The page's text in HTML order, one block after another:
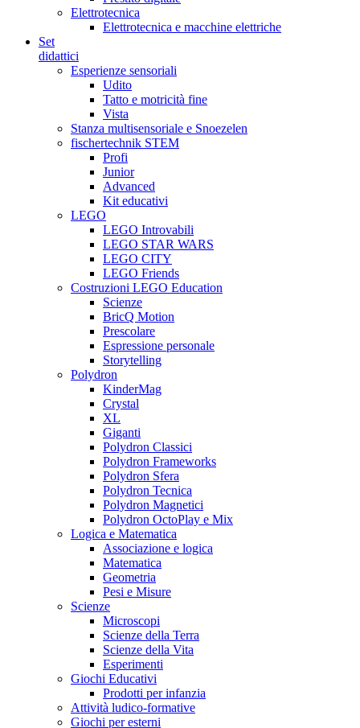
Elettrotecnica
Elettrotecnica e macchine elettriche
Set
didattici
Esperienze sensoriali
Udito
Tatto e motricità fine
Vista
Stanza multisensoriale e Snoezelen
fischertechnik STEM
Profi
Junior
Advanced
Kit educativi
LEGO
LEGO Introvabili
LEGO STAR WARS
LEGO CITY
LEGO Friends
Costruzioni LEGO Education
Scienze
BricQ Motion
Prescolare
Espressione personale
Storytelling
Polydron
KinderMag
Crystal
XL
Giganti
Polydron Classici
Polydron Frameworks
Polydron Sfera
Polydron Tecnica
Polydron Magnetici
Polydron OctoPlay e Mix
Logica e Matematica
Associazione e logica
Matematica
Geometria
Pesi e Misure
Scienze
Microscopi
Scienze della Terra
Scienze della Vita
Esperimenti
Giochi Educativi
Prodotti per infanzia
Attività ludico-formative
Giochi per esterni